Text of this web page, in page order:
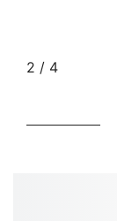
2 / von
4